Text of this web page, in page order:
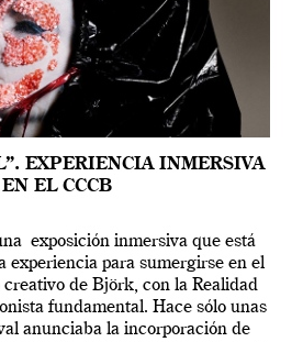
EXPERIENCIA INMERSIVA
EN EL CCCB
exposición inmersiva que está
experiencia para sumergirse en el
de Björk, con la Realidad
fundamental. Hace sólo unas
anunciaba la incorporación de